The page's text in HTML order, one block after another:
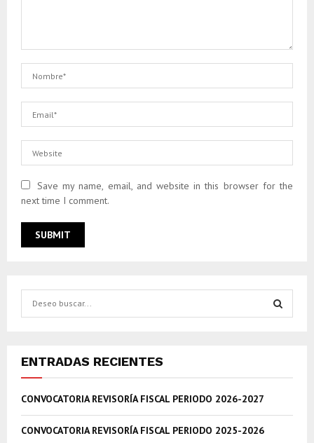
Save my name, email, and website in this browser for the
next time I comment.
c
h
o
r
:
R
ENTRADAS RECIENTES
CONVOCATORIA REVISORÍA FISCAL PERIODO 2026-2027
CONVOCATORIA REVISORÍA FISCAL PERIODO 2025-2026